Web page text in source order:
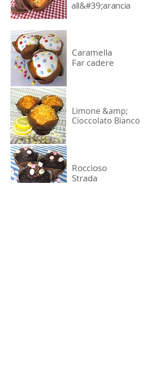
all&#39;arancia
Caramella
Far cadere
Limone &amp;
Cioccolato Bianco
Roccioso
Strada